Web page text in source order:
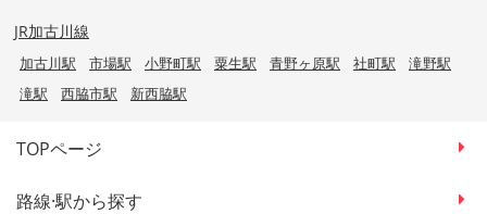
JR加古川線
加古川駅 市場駅 小野町駅 粟生駅 青野ヶ原駅 社町駅
滝野駅
滝駅
西脇市駅 新西脇駅
TOPページ
路線·駅から探す